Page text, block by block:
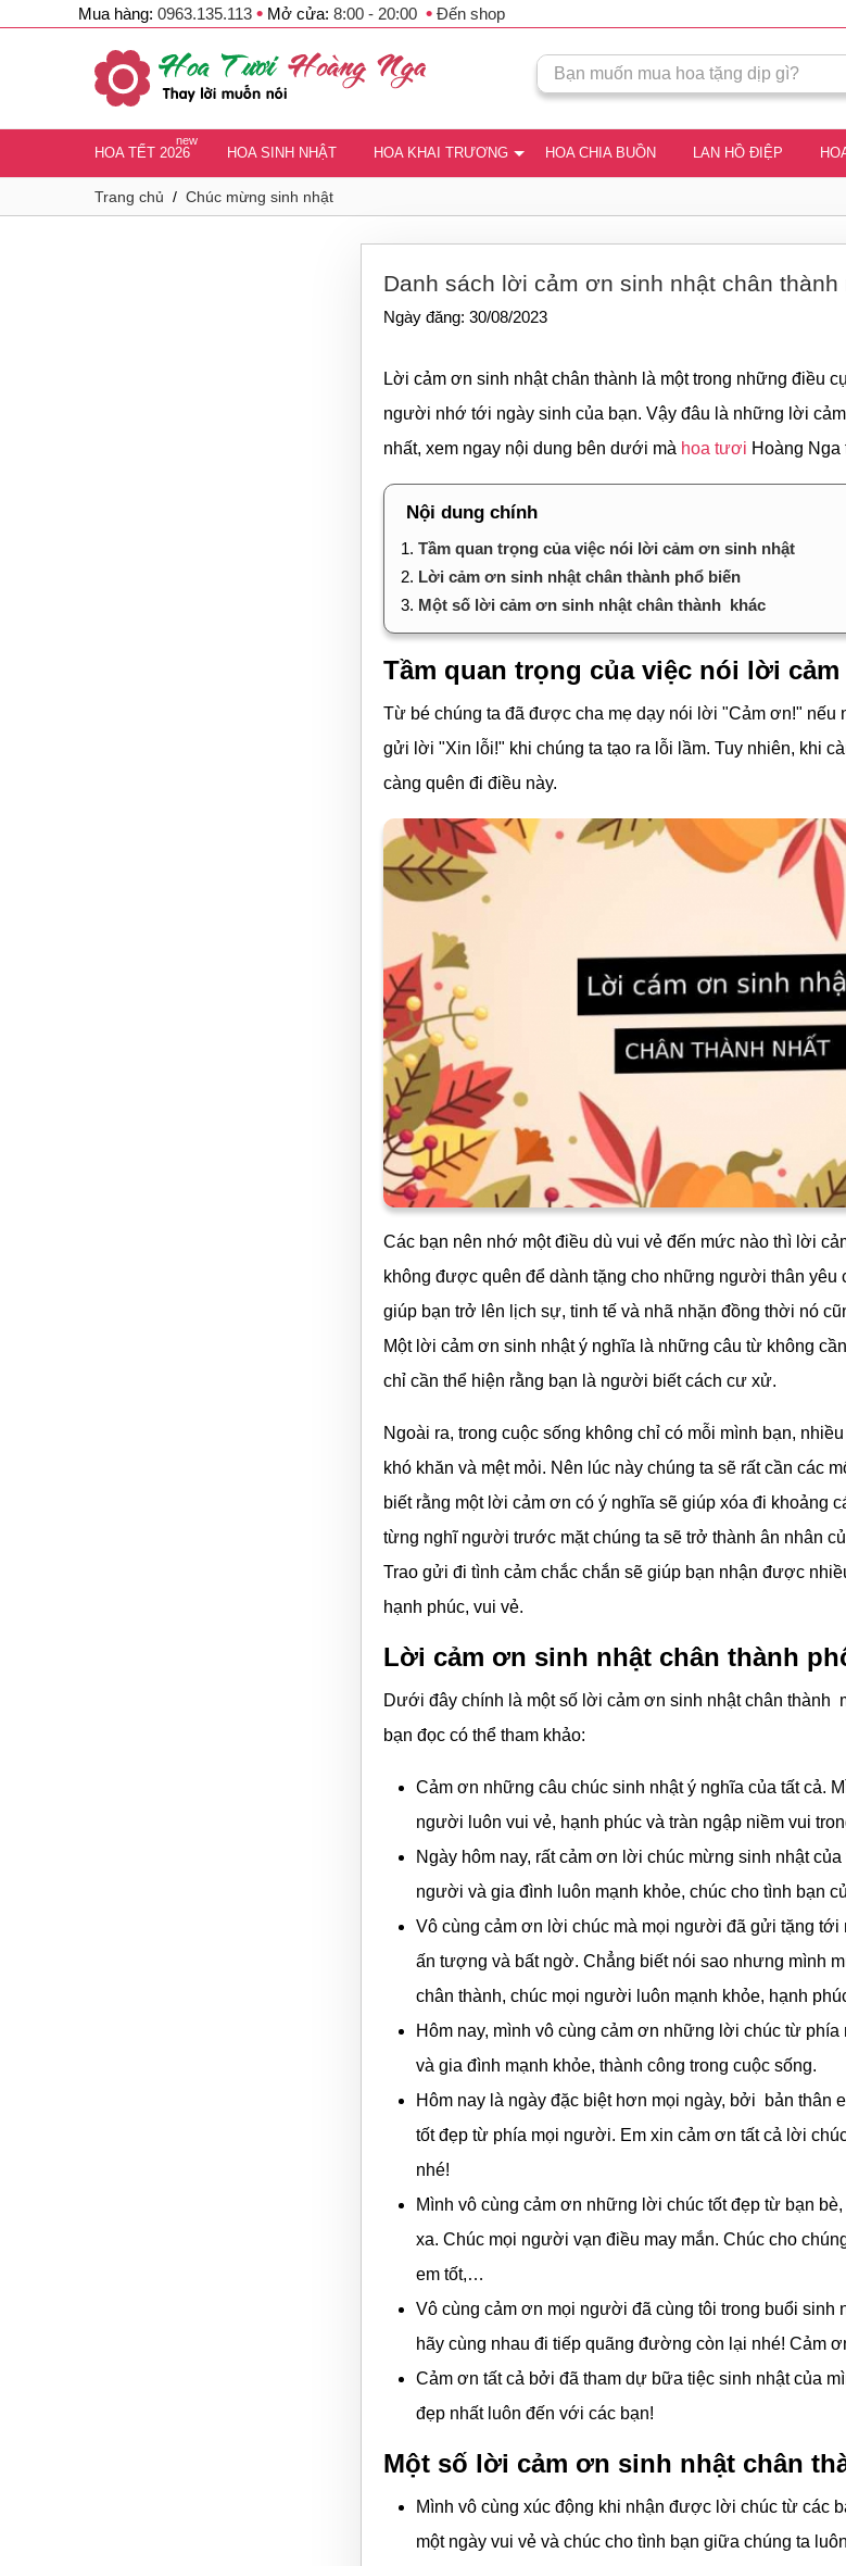
Mua hàng: 0963.135.113 • Mở cửa: 8:00 - 20:00 • Đến shop
new
HOA TẾT 2026 HOA SINH NHẬT HOA KHAI TRƯƠNG HOA CHIA BUỒN LAN HỒ ĐIỆP
Trang chủ / Chúc mừng sinh nhật
Danh sách lời cảm ơn sinh nhật chân thành
Ngày đăng: 30/08/2023
Lời cảm ơn sinh nhật chân thành là một trong những điều
người nhớ tới ngày sinh của bạn. Vậy đâu là những lời
nhất, xem ngay nội dung bên dưới mà hoa tươi Hoàng
Nội dung chính
1. Tầm quan trọng của việc nói lời cảm ơn sinh nhật
2. Lời cảm ơn sinh nhật chân thành phổ biến
3. Một số lời cảm ơn sinh nhật chân thành khác
Tầm quan trọng của việc nói lời
Từ bé chúng ta đã được cha mẹ dạy nói lời "Cảm ơn!" nếu
gửi lời "Xin lỗi!" khi chúng ta tạo ra lỗi lầm. Tuy nhiên, khi
càng quên đi điều này.
Các bạn nên nhớ một điều dù vui vẻ đến mức nào thì lời
không được quên để dành tặng cho những người thân yêu
giúp bạn trở lên lịch sự, tinh tế và nhã nhặn đồng thời nó
Một lời cảm ơn sinh nhật ý nghĩa là những câu từ không
chỉ cần thể hiện rằng bạn là người biết cách cư xử.
Ngoài ra, trong cuộc sống không chỉ có mỗi mình bạn,
khó khăn và mệt mỏi. Nên lúc này chúng ta sẽ rất cần các
biết rằng một lời cảm ơn có ý nghĩa sẽ giúp xóa đi khoảng
từng nghĩ người trước mặt chúng ta sẽ trở thành ân nhân
Trao gửi đi tình cảm chắc chắn sẽ giúp bạn nhận được
hạnh phúc, vui vẻ.
Lời cảm ơn sinh nhật chân thành
Dưới đây chính là một số lời cảm ơn sinh nhật chân thành
bạn đọc có thể tham khảo:
Cảm ơn những câu chúc sinh nhật ý nghĩa của tất cả.
người luôn vui vẻ, hạnh phúc và tràn ngập niềm vui
Ngày hôm nay, rất cảm ơn lời chúc mừng sinh nhật
người và gia đình luôn mạnh khỏe, chúc cho tình bạn
Vô cùng cảm ơn lời chúc mà mọi người đã gửi tặng tới
ấn tượng và bất ngờ. Chẳng biết nói sao nhưng mình
chân thành, chúc mọi người luôn mạnh khỏe, hạnh
Hôm nay, mình vô cùng cảm ơn những lời chúc từ
và gia đình mạnh khỏe, thành công trong cuộc sống.
Hôm nay là ngày đặc biệt hơn mọi ngày, bởi bản thân
tốt đẹp từ phía mọi người. Em xin cảm ơn tất cả lời
nhé!
Mình vô cùng cảm ơn những lời chúc tốt đẹp từ bạn
xa. Chúc mọi người vạn điều may mắn. Chúc cho
em tốt,…
Vô cùng cảm ơn mọi người đã cùng tôi trong buổi sinh
hãy cùng nhau đi tiếp quãng đường còn lại nhé! Cảm
Cảm ơn tất cả bởi đã tham dự bữa tiệc sinh nhật của
đẹp nhất luôn đến với các bạn!
Một số lời cảm ơn sinh nhật chân
Mình vô cùng xúc động khi nhận được lời chúc từ các
một ngày vui vẻ và chúc cho tình bạn giữa chúng ta